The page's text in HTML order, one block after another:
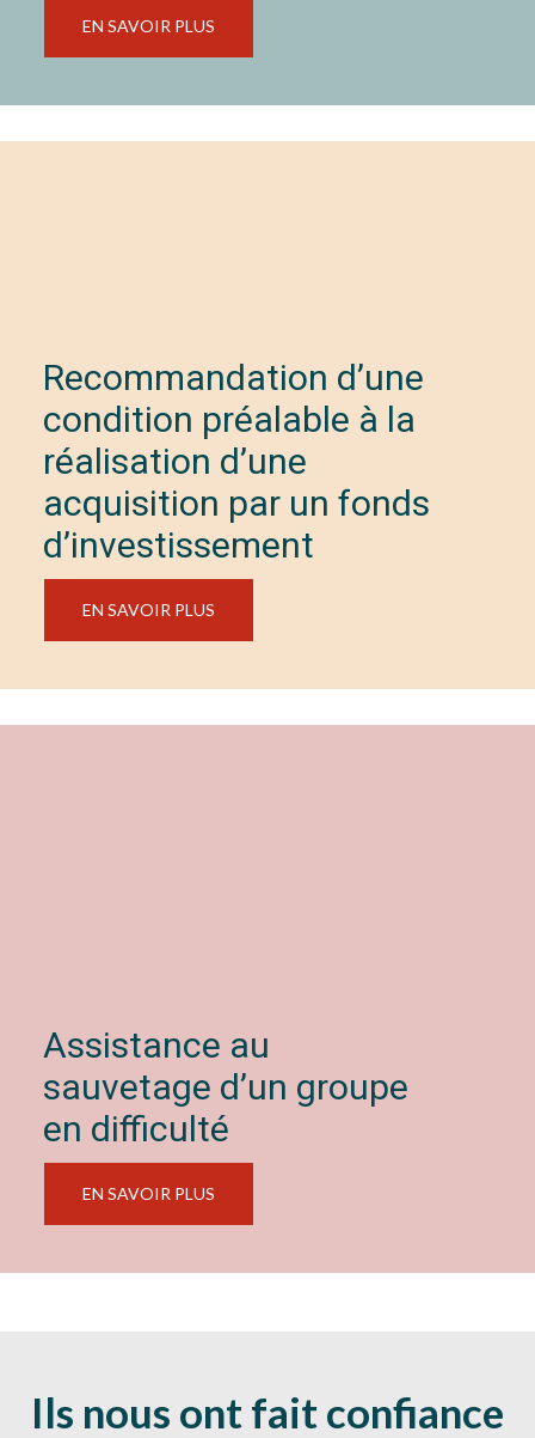
EN SAVOIR PLUS
Recommandation d’une
condition préalable à la
réalisation d’une
acquisition par un fonds
d’investissement
EN SAVOIR PLUS
Assistance au
sauvetage d’un groupe
en difficulté
EN SAVOIR PLUS
Ils nous ont fait confiance